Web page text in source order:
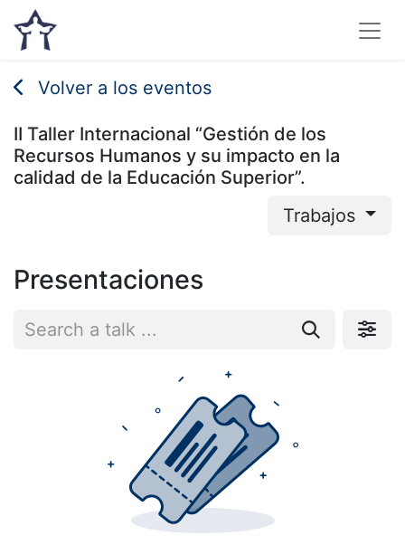
Volver a los eventos
II Taller Internacional “Gestión de los
Recursos Humanos y su impacto en la
calidad de la Educación Superior”.
Trabajos
Presentaciones